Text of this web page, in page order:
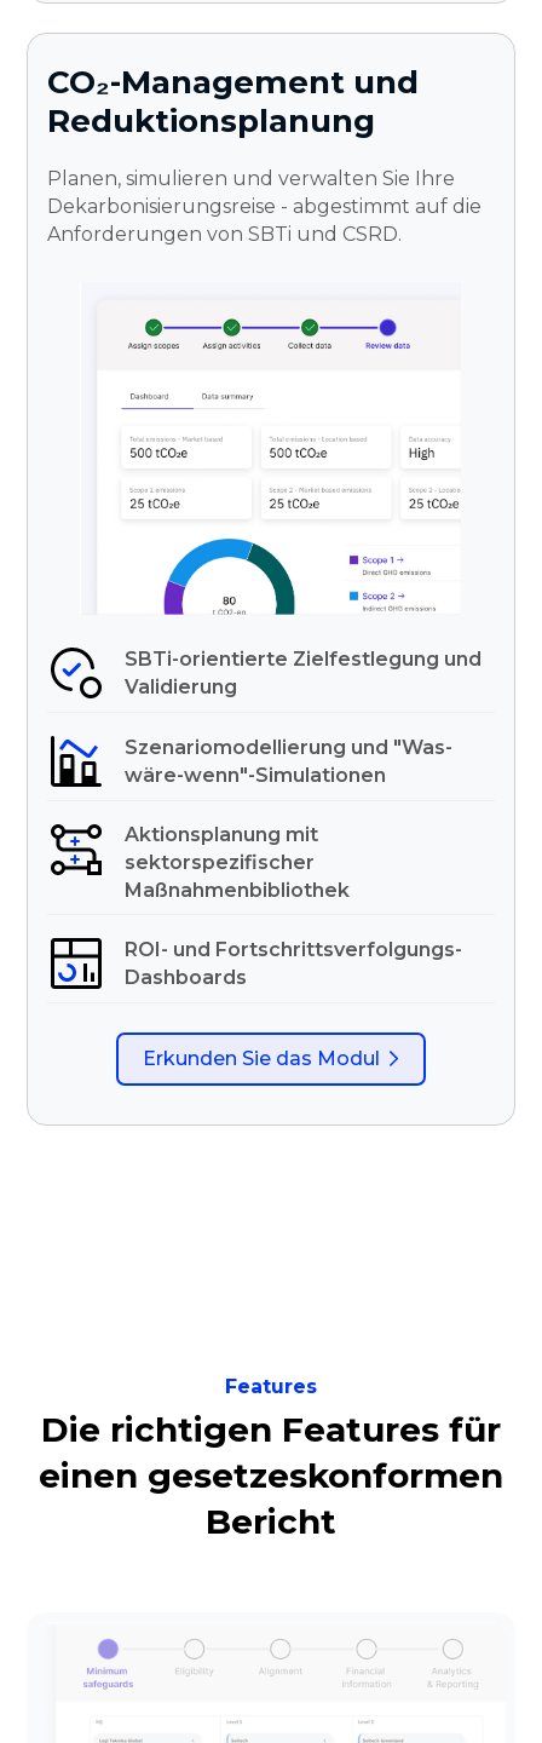
CO₂-Management und
Reduktionsplanung
Planen, simulieren und verwalten Sie Ihre
Dekarbonisierungsreise - abgestimmt auf die
Anforderungen von SBTi und CSRD.
SBTi-orientierte Zielfestlegung und
Validierung
Szenariomodellierung und "Was-
wäre-wenn"-Simulationen
Aktionsplanung mit
sektorspezifischer
Maßnahmenbibliothek
ROI- und Fortschrittsverfolgungs-
Dashboards
Erkunden Sie das Modul
Features
Die richtigen Features für
einen gesetzeskonformen
Bericht